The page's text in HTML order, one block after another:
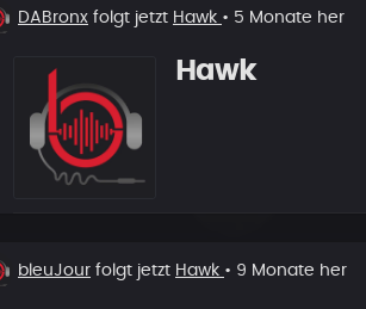
Neuer
DABronx folgt jetzt Hawk • 5 Monate her
Hawk
Neuer
bleuJour folgt jetzt Hawk • 9 Monate her